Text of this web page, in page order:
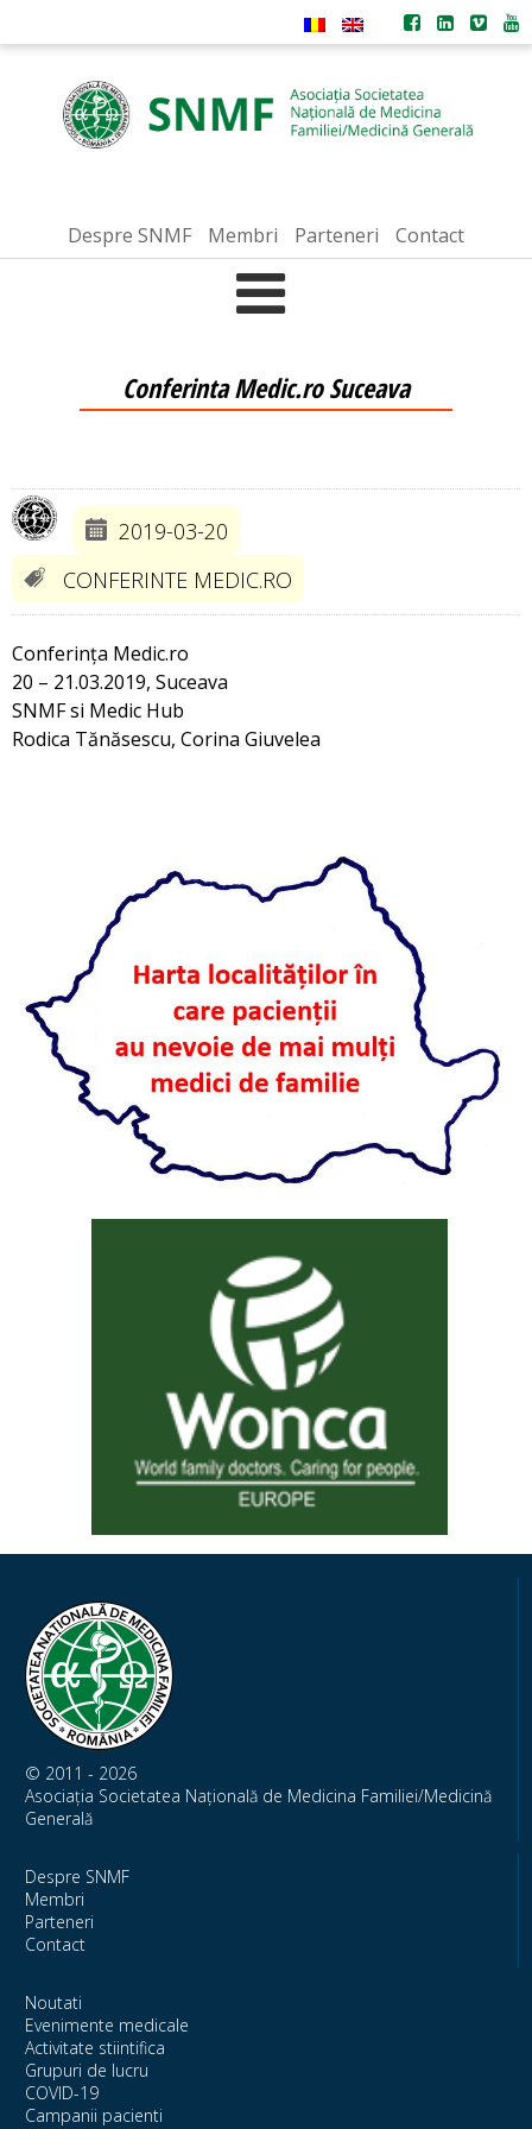
Despre SNMF Membri Parteneri Contact
Conferinta Medic.ro Suceava
2019-03-20
CONFERINTE MEDIC.RO
Conferința Medic.ro
20 – 21.03.2019, Suceava
SNMF si Medic Hub
Rodica Tănăsescu, Corina Giuvelea
© 2011 - 2026
Asociația Societatea Națională de Medicina Familiei/Medicină
Generală
Despre SNMF
Membri
Parteneri
Contact
Noutati
Evenimente medicale
Activitate stiintifica
Grupuri de lucru
COVID-19
Campanii pacienti